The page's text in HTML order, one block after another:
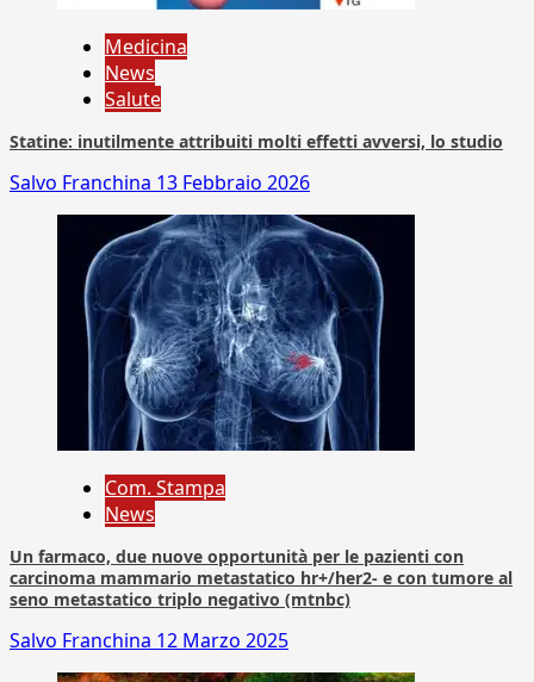
Medicina
News
Salute
Statine: inutilmente attribuiti molti effetti avversi, lo studio
Salvo Franchina 13 Febbraio 2026
Com. Stampa
News
Un farmaco, due nuove opportunità per le pazienti con
carcinoma mammario metastatico hr+/her2- e con tumore al
seno metastatico triplo negativo (mtnbc)
Salvo Franchina 12 Marzo 2025